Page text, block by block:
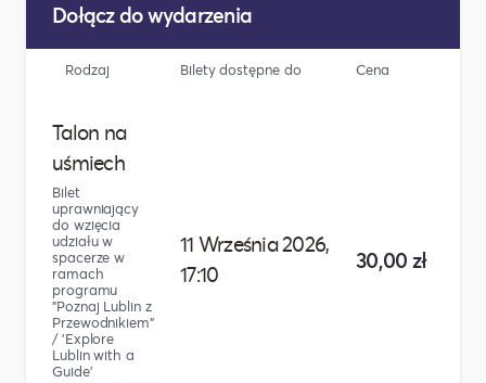
Dołącz do wydarzenia
Rodzaj Bilety dostępne do Cena
Talon na
uśmiech
Bilet
uprawniający
do wzięcia
udziału w
spacerze w
ramach
programu
"Poznaj Lublin z
Przewodnikiem"
/ 'Explore
Lublin with a
Guide'
11 Września 2026,
17:10
30,00 zł